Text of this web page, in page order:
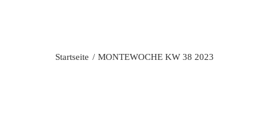
Startseite MONTEWOCHE KW 38 2023